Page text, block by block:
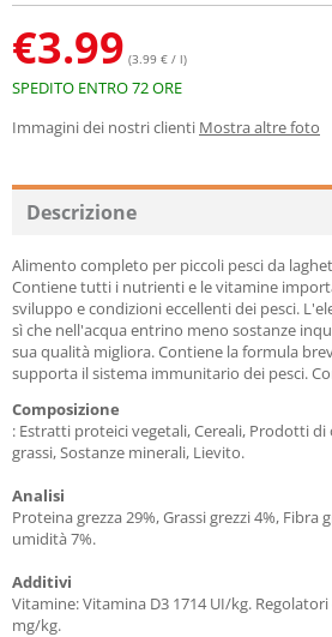
€3.99 (3.99 € / l)
SPEDITO ENTRO 72 ORE
Immagini dei nostri clienti Mostra altre foto
Descrizione
Alimento completo per piccoli pesci da
Contiene tutti i nutrienti e le vitamine
sviluppo e condizioni eccellenti dei pesci.
sì che nell'acqua entrino meno sostanze
sua qualità migliora. Contiene la formula
supporta il sistema immunitario dei pesci.
Composizione
: Estratti proteici vegetali, Cereali, Prodotti di
grassi, Sostanze minerali, Lievito.
Analisi
Proteina grezza 29%, Grassi grezzi 4%, Fibra
umidità 7%.
Additivi
Vitamine: Vitamina D3 1714 UI/kg.
mg/kg.